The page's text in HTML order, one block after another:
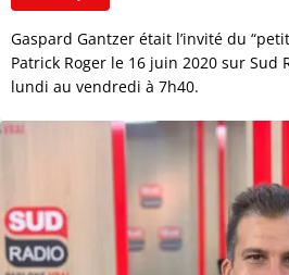
Gaspard Gantzer était l’invité du
Patrick Roger le 16 juin 2020 sur Sud
lundi au vendredi à 7h40.